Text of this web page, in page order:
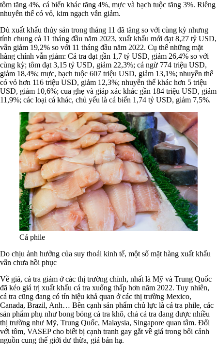
tôm tăng 4%, cá biển khác tăng 4%, mực và bạch tuộc tăng 3%. Riêng
nhuyễn thể có vỏ, kim ngạch vẫn giảm.
Dù xuất khẩu thủy sản trong tháng 11 đã tăng so với cùng kỳ nhưng
tính chung cả 11 tháng đầu năm 2023, xuất khẩu mới đạt 8,27 tỷ USD,
vẫn giảm 19,2% so với 11 tháng đầu năm 2022. Cụ thể những mặt
hàng chính vẫn giảm: Cá tra đạt gần 1,7 tỷ USD, giảm 26,4% so với
cùng kỳ; tôm đạt 3,15 tỷ USD, giảm 22,3%; cá ngừ 774 triệu USD,
giảm 18,4%; mực, bạch tuộc 607 triệu USD, giảm 13,1%; nhuyễn thể
có vỏ hơn 116 triệu USD, giảm 12,3%; nhuyễn thể khác hơn 5 triệu
USD, giảm 10,6%; cua ghẹ và giáp xác khác gần 184 triệu USD, giảm
11,9%; các loại cá khác, chủ yếu là cá biển 1,74 tỷ USD, giảm 7,5%.
Cá phile
Do chịu ảnh hưởng của suy thoái kinh tế, một số mặt hàng xuất khẩu
vẫn chưa hồi phục
Về giá, cá tra giảm ở các thị trường chính, nhất là Mỹ và Trung Quốc
đã kéo giá trị xuất khẩu cá tra xuống thấp hơn năm 2022. Tuy nhiên,
cá tra cũng đang có tín hiệu khả quan ở các thị trường Mexico,
Canada, Brazil, Anh… Bên cạnh sản phẩm chủ lực là cá tra phile, các
sản phẩm phụ như bong bóng cá tra khô, chả cá tra đang được nhiều
thị trường như Mỹ, Trung Quốc, Malaysia, Singapore quan tâm. Đối
với tôm, VASEP cho biết bị cạnh tranh gay gắt về giá trong bối cảnh
nguồn cung thế giới dư thừa, giá bán hạ.